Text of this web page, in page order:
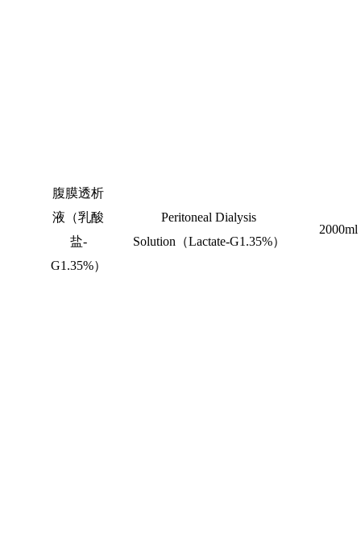
腹膜透析
液（乳酸
盐-
G1.35%）
Peritoneal Dialysis
Solution （Lactate-G1.35%）
2000ml